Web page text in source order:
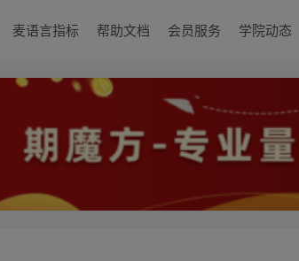
麦语言指标 帮助文档 会员服务 学院动态